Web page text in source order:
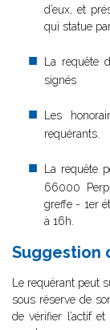
d’eux, et
qui statue
La requête
signés
Les
requérants.
La requête
66000
greffe - 1er
à 16h.
Suggestion
Le requérant peut
sous réserve de
de vérifier l’actif